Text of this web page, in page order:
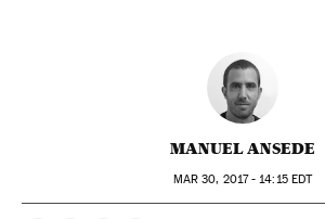
MANUEL ANSEDE
MAR 30, 2017 - 14:15EDT